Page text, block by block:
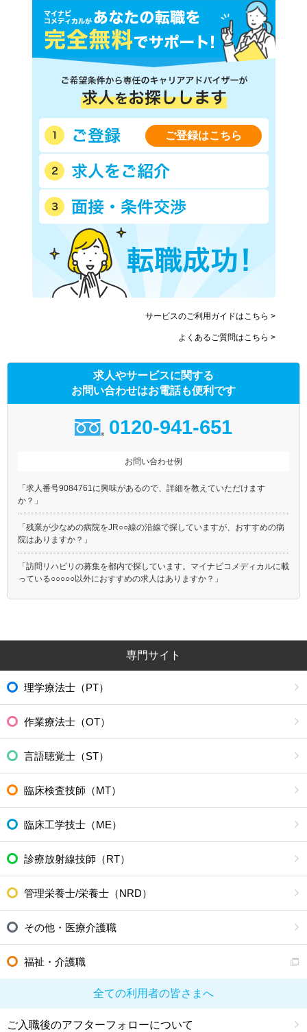
ご登録はこちら
サービスのご利用ガイドはこちら >
よくあるご質問はこちら >
求人やサービスに関する
お問い合わせはお電話も便利です
0120-941-651
お問い合わせ例
「求人番号9084761に興味があるので、詳細を教えていただけます
か？」
「残業が少なめの病院をJR○○線の沿線で探していますが、おすすめの病
院はありますか？」
「訪問リハビリの募集を都内で探しています。マイナビコメディカルに載
っている○○○○○以外におすすめの求人はありますか？」
専門サイト
理学療法士（PT）
作業療法士（OT）
言語聴覚士（ST）
臨床検査技師（MT）
臨床工学技士（ME）
診療放射線技師（RT）
管理栄養士/栄養士（NRD）
その他・医療介護職
福祉・介護職
全ての利用者の皆さまへ
ご入職後のアフターフォローについて